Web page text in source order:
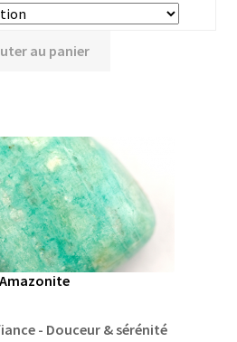
au panier
Amazonite
- Douceur & sérénité